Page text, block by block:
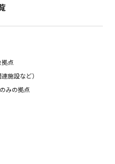
点
施設など）
みの拠点